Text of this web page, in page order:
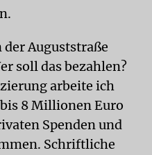
Auguststraße
soll das bezahlen?
arbeite ich
8 Millionen Euro
Spenden und
Schriftliche